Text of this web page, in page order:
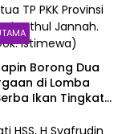
Borong Dua
di Lomba
Ikan Tingkat